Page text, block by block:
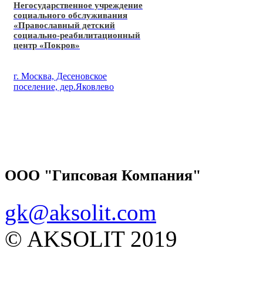
Негосударственное учреждение
социального обслуживания
«Православный детский
социально-реабилитационный
центр «Покров»
г. Москва, Десеновское
поселение, дер.Яковлево
ООО "Гипсовая Компания"
gk@aksolit.com
© AKSOLIT 2019